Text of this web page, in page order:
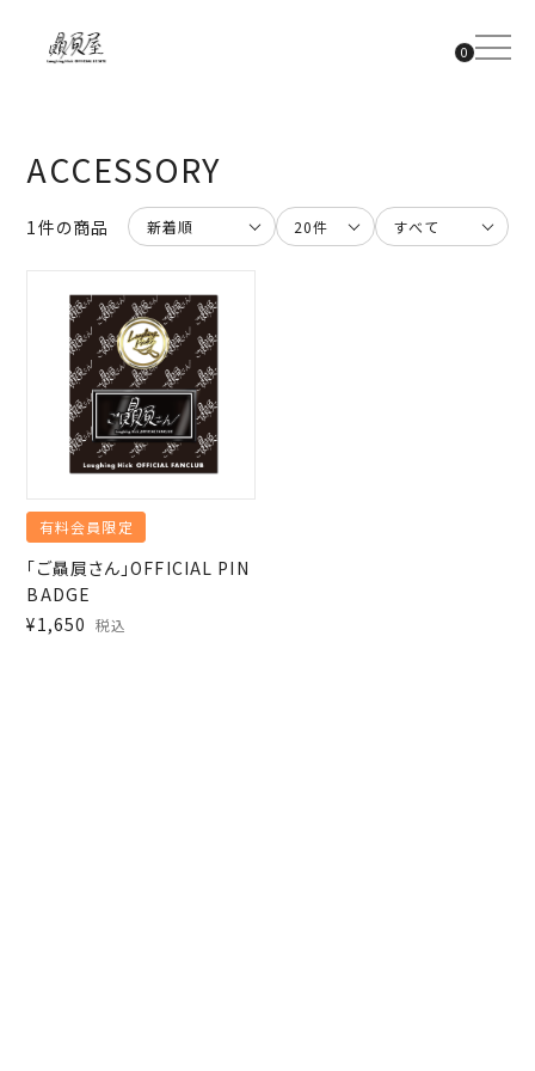
0
カート内0個のアイテム
ACCESSORY
1件の商品
有料会員限定
「ご贔屓さん」OFFICIAL PIN
BADGE
¥1,650 税込